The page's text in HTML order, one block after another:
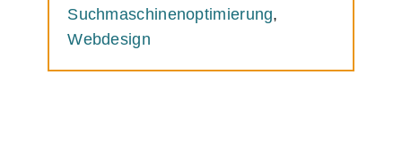
Suchmaschinenoptimierung,
Webdesign